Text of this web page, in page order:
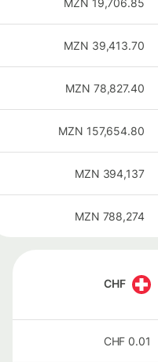
19,706.85
MZN
39,413.70
MZN
78,827.40
MZN
157,654.80
MZN
394,137
MZN
788,274
MZN
CHF
0.01
CHF